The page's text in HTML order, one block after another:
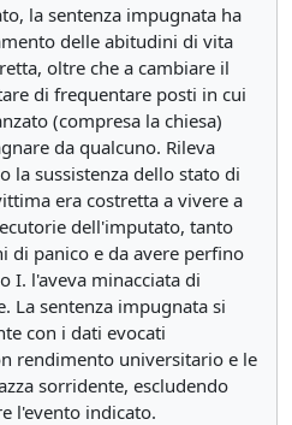
la sentenza impugnata ha
delle abitudini di vita
oltre che a cambiare il
di frequentare posti in cui
(compresa la chiesa)
da qualcuno. Rileva
la sussistenza dello stato di
era costretta a vivere a
dell'imputato, tanto
di panico e da avere perfino
I. l'aveva minacciata di
La sentenza impugnata si
con i dati evocati
rendimento universitario e le
sorridente, escludendo
l'evento indicato.